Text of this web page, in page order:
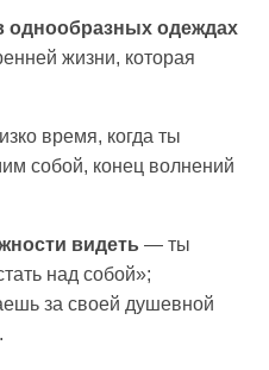
однообразных одеждах
жизни, которая
время, когда ты
собой, конец волнений
видеть — ты
над собой»;
за своей душевной